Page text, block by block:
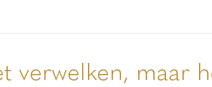
verwelken, maar